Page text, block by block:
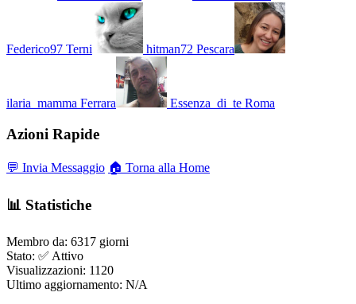
Federico97 Terni hitman72 Pescara
ilaria_mamma Ferrara Essenza_di_te Roma
Azioni Rapide
💬 Invia Messaggio 🏠 Torna alla Home
📊 Statistiche
Membro da: 6317 giorni
Stato: ✅ Attivo
Visualizzazioni: 1120
Ultimo aggiornamento: N/A